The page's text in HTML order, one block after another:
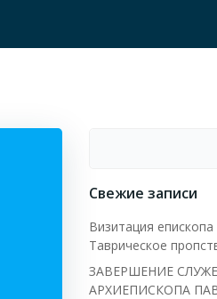
Свежие записи
Визитация
Таврическое
ЗАВЕРШЕНИЕ
АРХИЕПИСКОПА